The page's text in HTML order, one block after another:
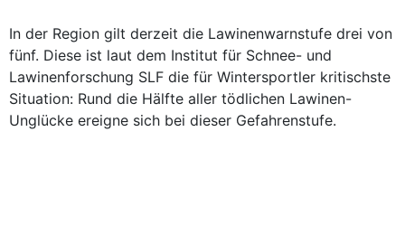
In der Region gilt derzeit die Lawinenwarnstufe drei von
fünf. Diese ist laut dem Institut für Schnee- und
Lawinenforschung SLF die für Wintersportler kritischste
Situation: Rund die Hälfte aller tödlichen Lawinen-
Unglücke ereigne sich bei dieser Gefahrenstufe.